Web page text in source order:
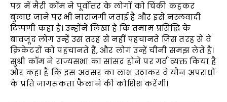
पत्र में मैरी कॉम ने पूर्वोत्तर के लोगों को चिंकी कहकर
बुलाए जाने पर भी नाराजगी जताई है और इसे नस्लवादी
टिप्पणी कहा है। उन्होंने लिखा है कि तमाम प्रसिद्धि के
बावजूद लोग उन्हें उस तरह से नहीं पहचानते जिस तरह से वे
क्रिकेटरों को पहचानते हैं, और लोग उन्हें चीनी समझ लेते हैं।
सुश्री कॉम ने राज्यसभा का सांसद होने पर गर्व व्यक्त किया है
और कहा है कि इस अवसर का लाभ उठाकर वे यौन अपराधों
के प्रति जागरूकता फैलाने की कोशिश करेंगी।